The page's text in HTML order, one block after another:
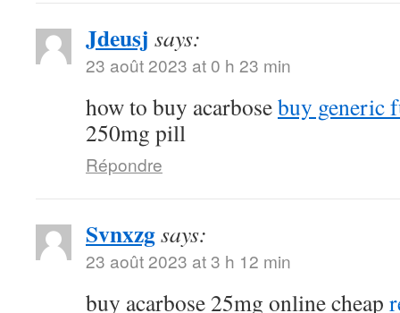
Jdeusj says:
23 août 2023 at 0 h 23 min
how to buy acarbosebuy generic
250mg pill
Répondre
Svnxzgsays:
23 août 2023 at 3 h 12 min
buy acarbose 25mg online cheap